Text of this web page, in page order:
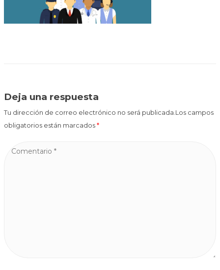
Deja una respuesta
Tu dirección de correo electrónico no será publicada.Los campos
obligatorios están marcados*